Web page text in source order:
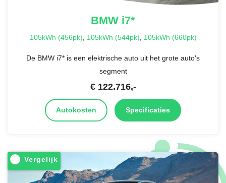
BMW i7*
105kWh (456pk), 105kWh (544pk), 105kWh (660pk)
De BMW i7* is een elektrische auto uit het grote auto's
segment
€ 122.716,-
Autokosten Specificaties
Vergelijk